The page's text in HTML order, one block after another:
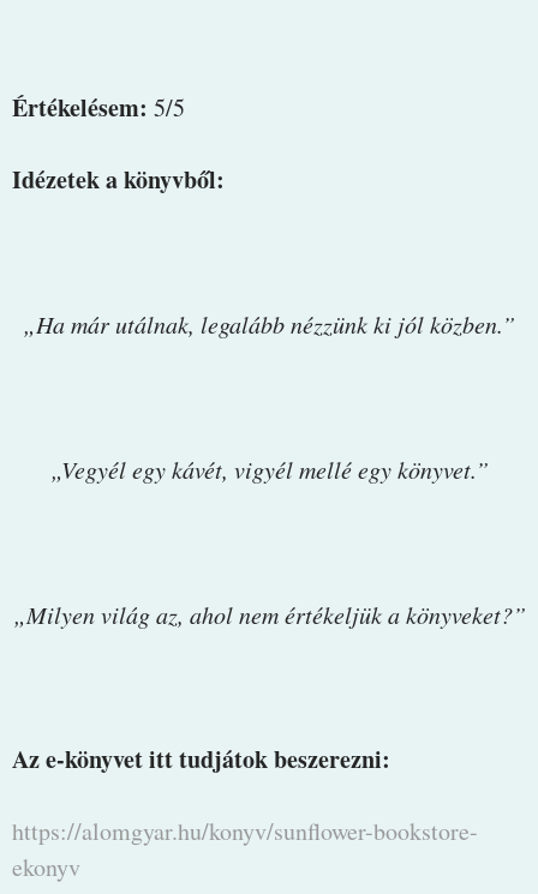
Értékelésem: 5/5
Idézetek a könyvből:
„Ha már utálnak, legalább nézzünk ki jól közben.”
„Vegyél egy kávét, vigyél mellé egy könyvet.”
„Milyen világ az, ahol nem értékeljük a könyveket?”
Az e-könyvet itt tudjátok beszerezni:
https://alomgyar.hu/konyv/sunflower-bookstore-
ekonyv